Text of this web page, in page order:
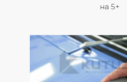
на 5+